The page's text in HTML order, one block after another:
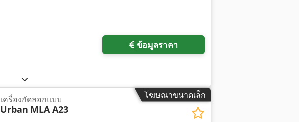
ข้อมูลราคา
โฆษณาขนาดเล็ก
เครื่องกัดลอกแบบ
Urban MLA A23